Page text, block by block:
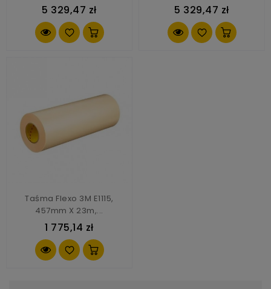
5 329,47 zł 5 329,47 zł
Taśma Flexo 3M E1115,
457mm X 23m,...
1 775,14 zł